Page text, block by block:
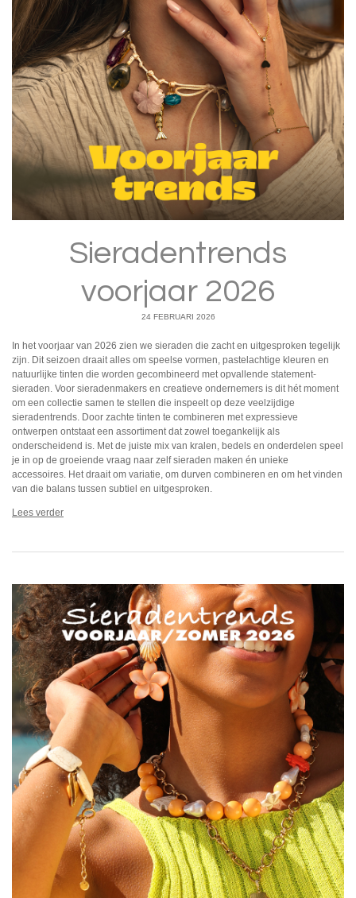
Sieradentrends
voorjaar 2026
24 FEBRUARI 2026
In het voorjaar van 2026 zien we sieraden die zacht en uitgesproken tegelijk
zijn. Dit seizoen draait alles om speelse vormen, pastelachtige kleuren en
natuurlijke tinten die worden gecombineerd met opvallende statement-
sieraden. Voor sieradenmakers en creatieve ondernemers is dit hét moment
om een collectie samen te stellen die inspeelt op deze veelzijdige
sieradentrends. Door zachte tinten te combineren met expressieve
ontwerpen ontstaat een assortiment dat zowel toegankelijk als
onderscheidend is. Met de juiste mix van kralen, bedels en onderdelen speel
je in op de groeiende vraag naar zelf sieraden maken én unieke
accessoires. Het draait om variatie, om durven combineren en om het vinden
van die balans tussen subtiel en uitgesproken.
Lees verder